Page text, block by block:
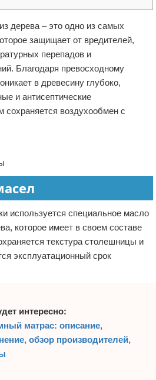
дерева – это одно из самых
защищает от вредителей,
перепадов и
Благодаря превосходному
в древесину глубоко,
и антисептические
сохраняется воздухообмен с
используется специальное масло
которое имеет в своем составе
текстура столешницы и
эксплуатационный срок
интересно:
матрас: описание,
обзор производителей,